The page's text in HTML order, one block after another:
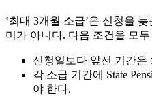
‘최대 3개월 소급’은 신청을
미가 아니다. 다음 조건을 모
신청일보다 앞선 기간은
각 소급 기간에 State
야 한다.